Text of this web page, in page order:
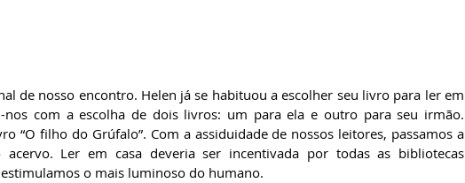
nos com a escolha de dois livros: um para ela e outro para seu irmão.
“O filho do Grúfalo”. Com a assiduidade de nossos leitores, passamos a
Ler em casa deveria ser incentivada por todas as bibliotecas
o mais luminoso do humano.